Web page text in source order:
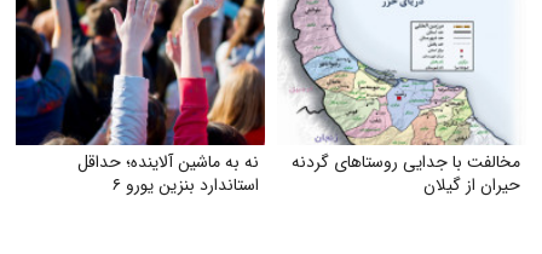
مخالفت با جدایی روستاهای گردنه
حیران از گیلان
نه به ماشین آلاینده؛ حداقل
استاندارد بنزین یورو ۶